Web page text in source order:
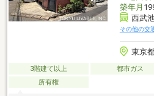
築年月
西武
その他の交
東京
3階建て以上 都市ガス
所有権